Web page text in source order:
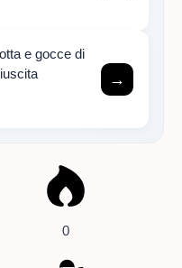
e gocce di
→
0